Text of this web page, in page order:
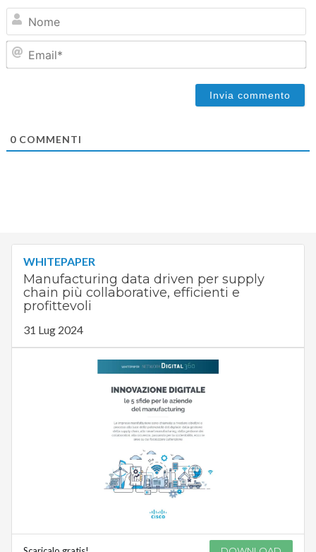
0COMMENTI
WHITEPAPER
Manufacturing data driven per supply
chain più collaborative, efficienti e
profittevoli
31 Lug 2024